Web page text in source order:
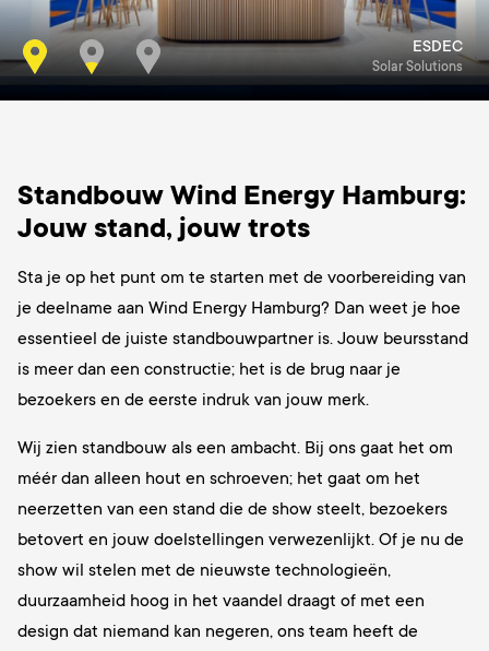
ESDEC
Solar Solutions
Standbouw Wind Energy Hamburg:
Jouw stand, jouw trots
Sta je op het punt om te starten met de voorbereiding van
je deelname aan Wind Energy Hamburg? Dan weet je hoe
essentieel de juiste standbouwpartner is. Jouw beursstand
is meer dan een constructie; het is de brug naar je
bezoekers en de eerste indruk van jouw merk.
Wij zien standbouw als een ambacht. Bij ons gaat het om
méér dan alleen hout en schroeven; het gaat om het
neerzetten van een stand die de show steelt, bezoekers
betovert en jouw doelstellingen verwezenlijkt. Of je nu de
show wil stelen met de nieuwste technologieën,
duurzaamheid hoog in het vaandel draagt of met een
design dat niemand kan negeren, ons team heeft de